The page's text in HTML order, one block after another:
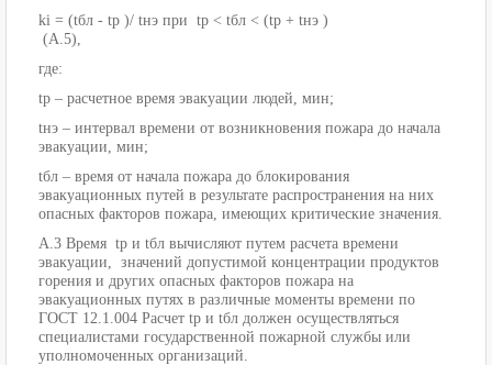
ki = (tбл - tр )/ tнэ при tр ˂ tбл ˂ (tр + tнэ )
(А.5),
где:
tр – расчетное время эвакуации людей, мин;
tнэ – интервал времени от возникновения пожара до начала
эвакуации, мин;
tбл – время от начала пожара до блокирования
эвакуационных путей в результате распространения на них
опасных факторов пожара, имеющих критические значения.
А.3 Время tр и tбл вычисляют путем расчета времени
эвакуации, значений допустимой концентрации продуктов
горения и других опасных факторов пожара на
эвакуационных путях в различные моменты времени по
ГОСТ 12.1.004 Расчет tр и tбл должен осуществляться
специалистами государственной пожарной службы или
уполномоченных организаций.